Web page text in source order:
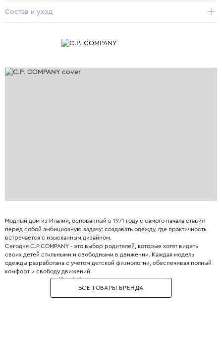
Состав и уход
Модный дом из Италии, основанный в 1971 году с самого начала ставил
перед собой амбициозную задачу: создавать одежду, где практичность
встречается с изысканным дизайном.
Сегодня C.P.COMPANY - это выбор родителей, которые хотят видеть
своих детей стильными и свободными в движении. Каждая модель
одежды разработана с учетом детской физиологии, обеспечивая полный
комфорт и свободу движений.
Культовая куртка Mille Miglia со знаменитым капюшоном с двумя линзами
(изначально для гонщиков, теперь - стильный и функциональный
аксессуар). Изделия бренда приятно носить, они служат годами и не
ВСЕ ТОВАРЫ БРЕНДА